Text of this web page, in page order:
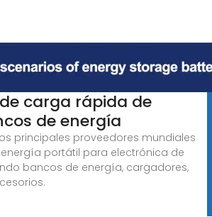
carga rápida de
de energía
principales proveedores mundiales
portátil para electrónica de
bancos de energía, cargadores,